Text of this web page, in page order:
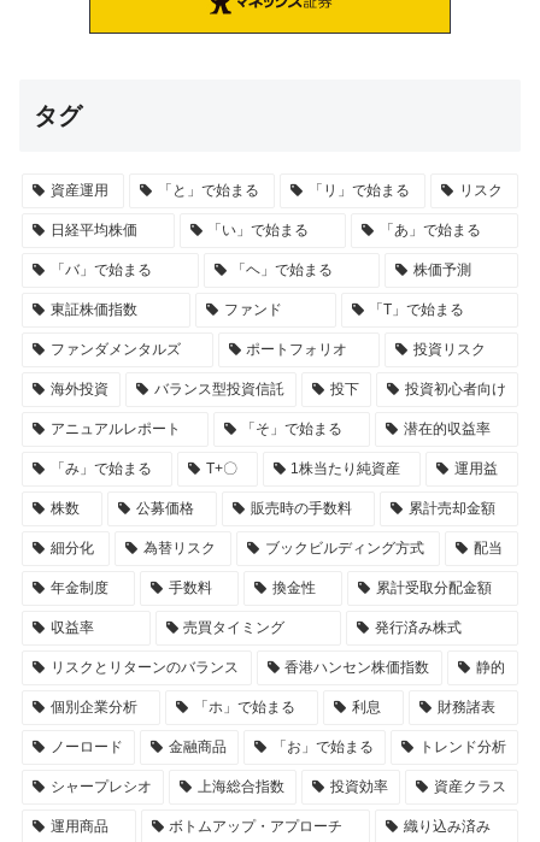
タグ
資産運用 「と」で始まる 「リ」で始まる リスク
日経平均株価 「い」で始まる 「あ」で始まる
「バ」で始まる 「ヘ」で始まる 株価予測
東証株価指数 ファンド 「T」で始まる
ファンダメンタルズ ポートフォリオ 投資リスク
海外投資 バランス型投資信託 投下 投資初心者向け
アニュアルレポート 「そ」で始まる 潜在的収益率
「み」で始まる T+〇 1株当たり純資産 運用益
株数 公募価格 販売時の手数料 累計売却金額
細分化 為替リスク ブックビルディング方式 配当
年金制度 手数料 換金性 累計受取分配金額
収益率 売買タイミング 発行済み株式
リスクとリターンのバランス 香港ハンセン株価指数 静的
個別企業分析 「ホ」で始まる 利息 財務諸表
ノーロード 金融商品 「お」で始まる トレンド分析
シャープレシオ 上海総合指数 投資効率 資産クラス
運用商品 ボトムアップ・アプローチ 織り込み済み